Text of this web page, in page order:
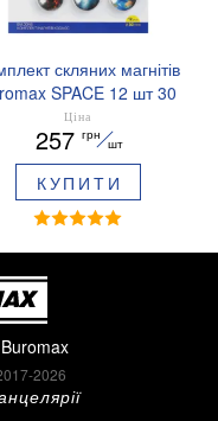
скляних магнітів
SPACE 12 шт 30
мм BM.0048
Ціна
257 грн
шт
КУПИТИ
2026